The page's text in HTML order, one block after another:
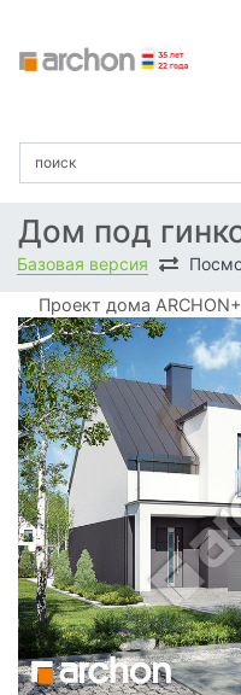
Дом под
Базовая версия
Проект дома